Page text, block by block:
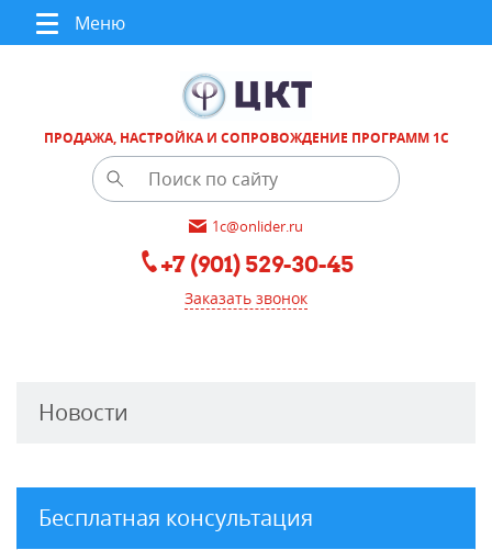
Меню
ПРОДАЖА, НАСТРОЙКА И СОПРОВОЖДЕНИЕ ПРОГРАММ 1С
1c@onlider.ru
+7 (901) 529-30-45
Заказать звонок
Новости
Бесплатная консультация